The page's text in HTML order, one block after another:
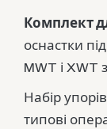
Комплект
оснастки
MWT і XWT
Набір
типові